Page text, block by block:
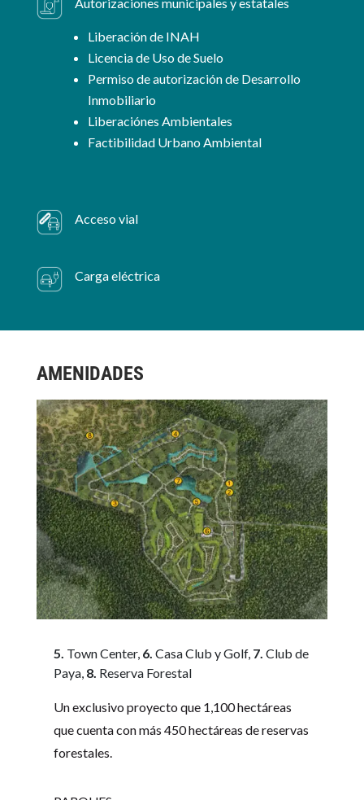
Autorizaciones municipales y estatales
Liberación de INAH
Licencia de Uso de Suelo
Permiso de autorización de Desarrollo
Inmobiliario
Liberaciónes Ambientales
Factibilidad Urbano Ambiental
Acceso vial
Carga eléctrica
AMENIDADES
5. Town Center, 6. Casa Club y Golf, 7. Club de
Paya, 8. Reserva Forestal
Un exclusivo proyecto que 1,100 hectáreas
que cuenta con más 450 hectáreas de reservas
forestales.